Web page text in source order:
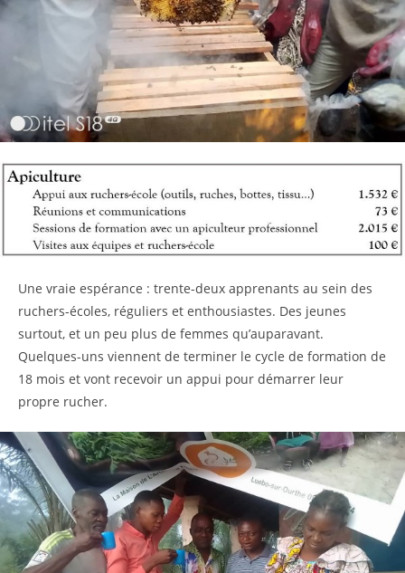
Une vraie espérance : trente-deux apprenants au sein des
ruchers-écoles, réguliers et enthousiastes. Des jeunes
surtout, et un peu plus de femmes qu’auparavant.
Quelques-uns viennent de terminer le cycle de formation de
18 mois et vont recevoir un appui pour démarrer leur
propre rucher.